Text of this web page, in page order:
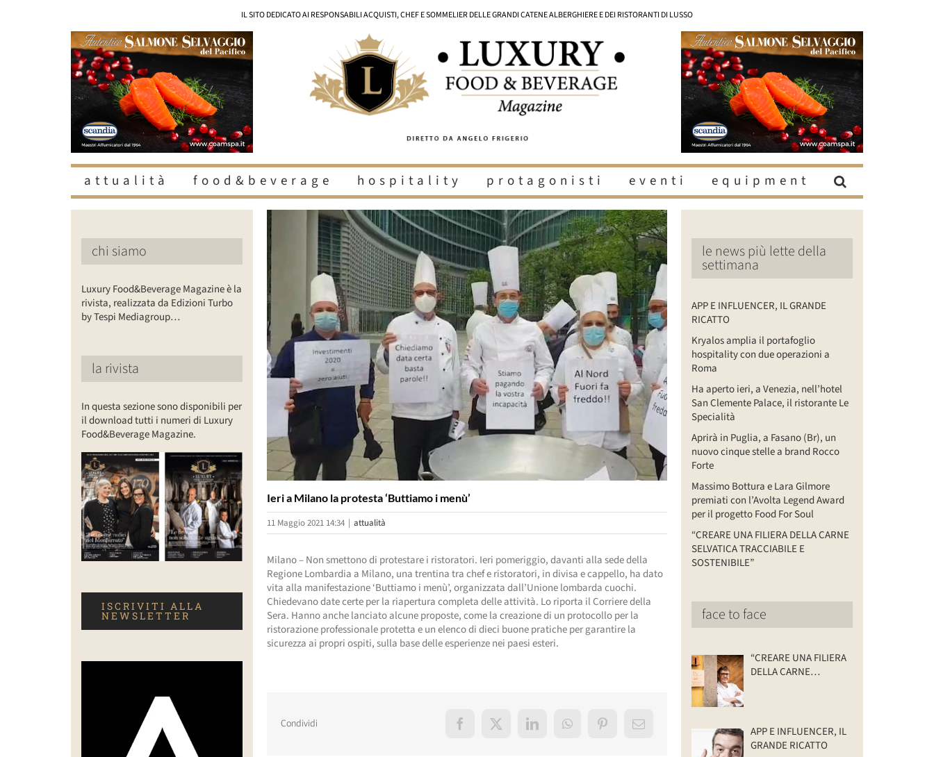
IL SITO DEDICATO AI RESPONSABILI ACQUISTI, CHEF E SOMMELIER DELLE GRANDI CATENE ALBERGHIERE E DEI RISTORANTI DI LUSSO
attualità food&beverage hospitality protagonisti eventi equipment
Ingrandisci
immagine
Ieri a Milano la protesta ‘Buttiamo i menù’
11 Maggio 2021 14:34 | attualità
Milano – Non smettono di protestare i ristoratori. Ieri pomeriggio, davanti alla sede della
Regione Lombardia a Milano, una trentina tra chef e ristoratori, in divisa e cappello, ha dato
vita alla manifestazione ‘Buttiamo i menù’, organizzata dall’Unione lombarda cuochi.
Chiedevano date certe per la riapertura completa delle attività. Lo riporta il Corriere della
Sera. Hanno anche lanciato alcune proposte, come la creazione di un protocollo per la
ristorazione professionale protetta e un elenco di dieci buone pratiche per garantire la
sicurezza ai propri ospiti, sulla base delle esperienze nei paesi esteri.
Condividi Facebook
X LinkedInWhatsAppPinterestEmail
chi siamo
Luxury Food&Beverage Magazine è la
rivista, realizzata da Edizioni Turbo
by Tespi Mediagroup…
la rivista
In questa sezione sono disponibili per
il download tutti i numeri di Luxury
Food&Beverage Magazine.
ISCRIVITI ALLA
NEWSLETTER
le news più lette della
settimana
APP E INFLUENCER, IL GRANDE
RICATTO
Kryalos amplia il portafoglio
hospitality con due operazioni a
Roma
Ha aperto ieri, a Venezia, nell’hotel
San Clemente Palace, il ristorante Le
Specialità
Aprirà in Puglia, a Fasano (Br), un
nuovo cinque stelle a brand Rocco
Forte
Massimo Bottura e Lara Gilmore
premiati con l’Avolta Legend Award
per il progetto Food For Soul
“CREARE UNA FILIERA DELLA CARNE
SELVATICA TRACCIABILE E
SOSTENIBILE”
face to face
“CREARE UNA FILIERA
DELLA CARNE
APP E INFLUENCER, IL
GRANDE RICATTO